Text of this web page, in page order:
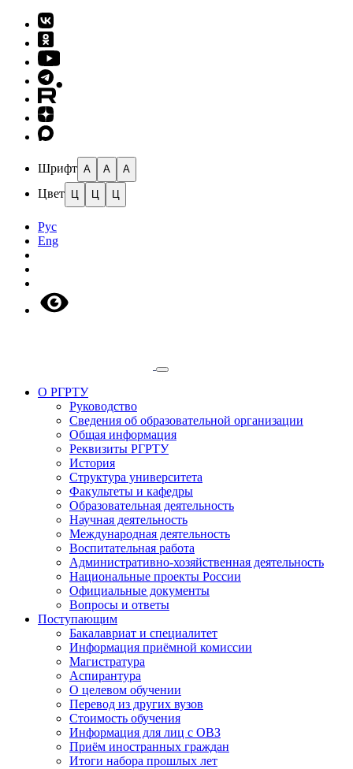
Шрифт A A A
Цвет Ц Ц Ц
Рус
Eng
О РГРТУ
Руководство
Сведения об образовательной организации
Общая информация
Реквизиты РГРТУ
История
Структура университета
Факультеты и кафедры
Образовательная деятельность
Научная деятельность
Международная деятельность
Воспитательная работа
Административно-хозяйственная деятельность
Национальные проекты России
Официальные документы
Вопросы и ответы
Поступающим
Бакалавриат и специалитет
Информация приёмной комиссии
Магистратура
Аспирантура
О целевом обучении
Перевод из других вузов
Стоимость обучения
Информация для лиц с ОВЗ
Приём иностранных граждан
Итоги набора прошлых лет